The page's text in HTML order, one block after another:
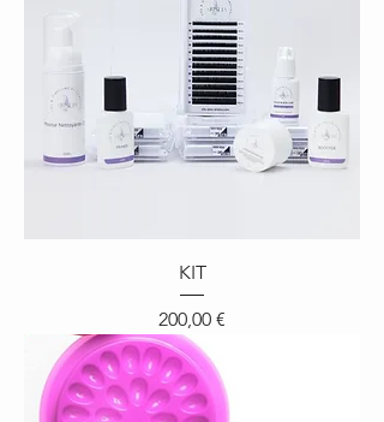
KIT
Prix
200,00 €